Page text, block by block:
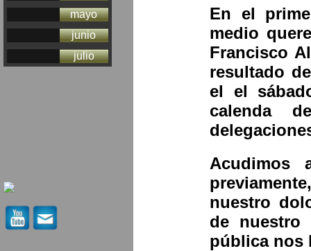
mayo
junio
julio
En el
medio
Francisco
resultado
el el
calenda
Acudimos
nuestro
de nuestro
pública nos